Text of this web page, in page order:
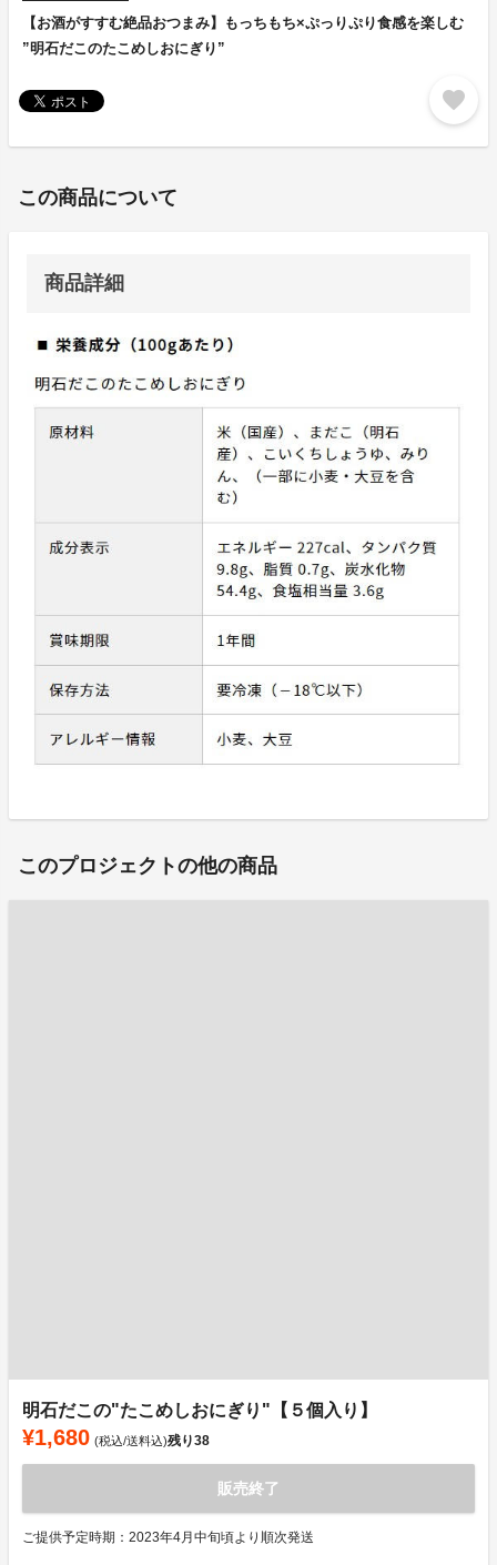
【お酒がすすむ絶品おつまみ】もっちもち×ぷっりぷり食感を楽しむ
”明石だこのたこめしおにぎり”
favorite
この商品について
商品詳細
このプロジェクトの他の商品
明石だこの"たこめしおにぎり"【５個入り】
¥1,680 (税込/送料込)残り38
販売終了
ご提供予定時期：2023年4月中旬頃より順次発送